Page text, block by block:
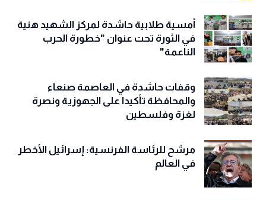
أمسية طلابية حاشدة لمركز الشهيد هنية
في الثورة تحت عنوان "خطورة الحرب
الناعمة"
وقفات حاشدة في العاصمة صنعاء
والمحافظة تأكيدا على الجهوزية ونصرة
لغزة وفلسطين
مرشح للرئاسة الفرنسية: إسرائيل الأخطر
في العالم